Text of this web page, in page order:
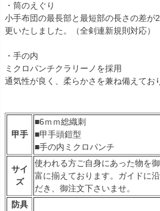
・筒のえぐり
小手布団の最長部と最短部の長さの差が
更いたしました。（全剣連新規則対応）
・手の内
ミクロパンチクラリーノを採用
通気性が良く、柔らかさを兼ね備えてお
甲手
■6ｍｍ総織刺
■甲手頭鎧型
■手の内ミクロパンチ
サイ
ズ
使われる方ご自身にあった物を
富に揃えております。ガイドに
だき、御注文下さいませ。
防具